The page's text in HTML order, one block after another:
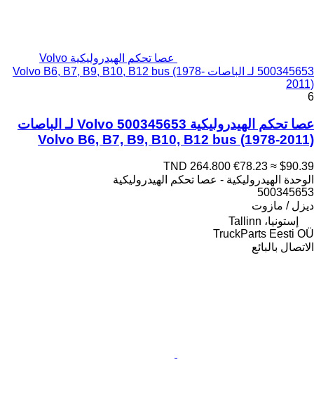
عصا تحكم الهيدروليكية Volvo
500345653 لـ الباصات Volvo B6, B7, B9, B10, B12 bus (1978-
2011)
6
عصا تحكم الهيدروليكية Volvo 500345653 لـ الباصات
Volvo B6, B7, B9, B10, B12 bus (1978-2011)
TND 264.800 €78.23 ≈ $90.39
الوحدة الهيدروليكية - عصا تحكم الهيدروليكية
500345653
ديزل / مازوت
إستونيا، Tallinn
TruckParts Eesti OÜ
الاتصال بالبائع